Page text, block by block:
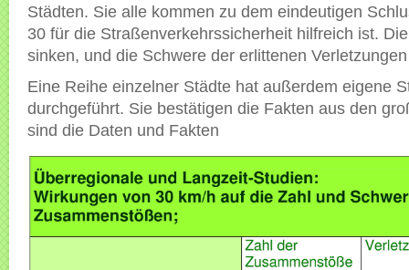
Städten. Sie alle kommen zu dem eindeutigen
30 für die Straßenverkehrssicherheit hilfreich ist.
sinken, und die Schwere der erlittenen
Eine Reihe einzelner Städte hat außerdem eigene
durchgeführt. Sie bestätigen die Fakten aus den
sind die Daten und Fakten